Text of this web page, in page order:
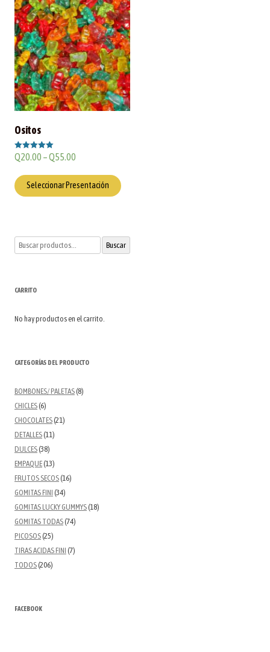
Ositos
Valorado en
5.00
Q20.00 –Q55.00
Seleccionar Presentación
Buscar
por:
Buscar
CARRITO
No hay productos en el carrito.
CATEGORÍAS DEL PRODUCTO
BOMBONES/ PALETAS(8)
CHICLES(6)
CHOCOLATES(21)
DETALLES(11)
DULCES(38)
EMPAQUE(13)
FRUTOS SECOS(16)
GOMITAS FINI (34)
GOMITAS LUCKY GUMMYS(18)
GOMITAS TODAS(74)
PICOSOS(25)
TIRAS ACIDAS FINI (7)
TODOS(206)
FACEBOOK